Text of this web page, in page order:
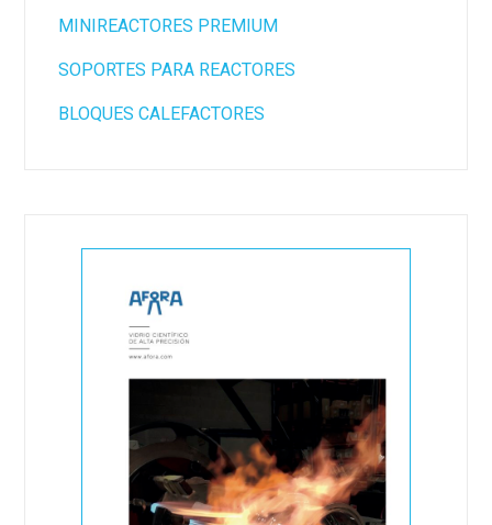
MINIREACTORES PREMIUM
SOPORTES PARA REACTORES
BLOQUES CALEFACTORES